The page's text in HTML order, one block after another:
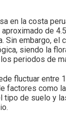
en la costa
de
Sin embargo, el
siendo la
periodos de
fluctuar entre
factores como
tipo de suelo y